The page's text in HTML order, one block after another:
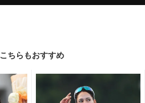
こちらもおすすめ